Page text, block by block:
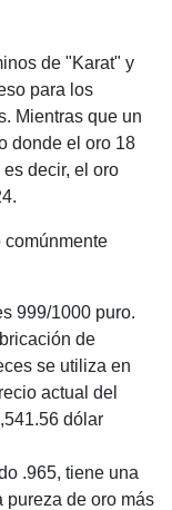
de "Karat" y
para los
Mientras que un
donde el oro 18
decir, el oro
comúnmente
999/1000 puro.
de
se utiliza en
actual del
dólar
.965, tiene una
pureza de oro más